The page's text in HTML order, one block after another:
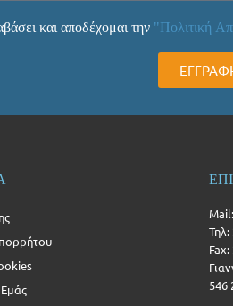
και αποδέχομαι την "Πολιτική
Τηλ:
546